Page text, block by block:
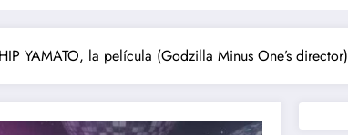
YAMATO, la película (Godzilla Minus One’s director)